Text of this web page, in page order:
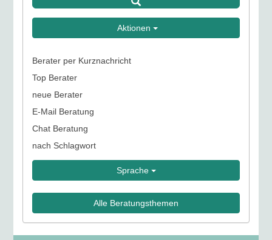
Aktionen
Berater per Kurznachricht
Top Berater
neue Berater
E-Mail Beratung
Chat Beratung
nach Schlagwort
Sprache
Alle Beratungsthemen